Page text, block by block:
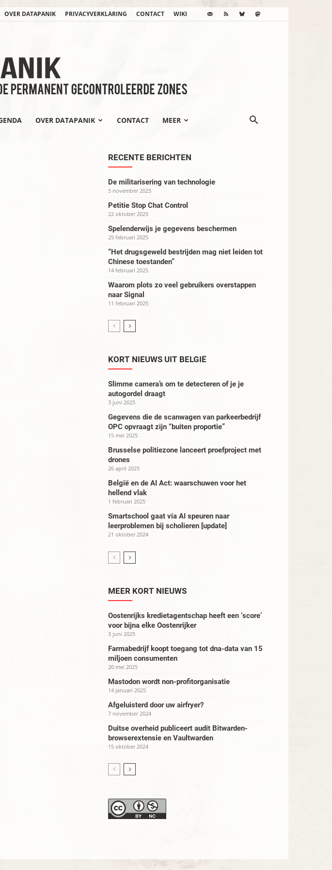
OVER DATAPANIK PRIVACYVERKLARING CONTACT WIKI
OVER DATAPANIK CONTACT MEER
RECENTE BERICHTEN
De militarisering van technologie
5 november 2025
Petitie Stop Chat Control
22 oktober 2025
Spelenderwijs je gegevens beschermen
25 februari 2025
“Het drugsgeweld bestrijden mag niet leiden tot
Chinese toestanden”
14 februari 2025
Waarom plots zo veel gebruikers overstappen
naar Signal
11 februari 2025
KORT NIEUWS UIT BELGIË
Slimme camera’s om te detecteren of je je
autogordel draagt
3 juni 2025
Gegevens die de scanwagen van parkeerbedrijf
OPC opvraagt zijn “buiten proportie”
15 mei 2025
Brusselse politiezone lanceert proefproject met
drones
26 april 2025
België en de AI Act: waarschuwen voor het
hellend vlak
1 februari 2025
Smartschool gaat via AI speuren naar
leerproblemen bij scholieren [update]
21 oktober 2024
MEER KORT NIEUWS
Oostenrijks kredietagentschap heeft een ‘score’
voor bijna elke Oostenrijker
3 juni 2025
Farmabedrijf koopt toegang tot dna-data van 15
miljoen consumenten
20 mei 2025
Mastodon wordt non-profitorganisatie
14 januari 2025
Afgeluisterd door uw airfryer?
7 november 2024
Duitse overheid publiceert audit Bitwarden-
browserextensie en Vaultwarden
15 oktober 2024